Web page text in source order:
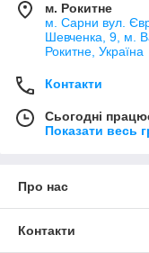
м. Рокитне
м. Сарни вул.
Шевченка, 9, м.
Рокитне, Україна
Контакти
Сьогодні
Показати весь
Про нас
Контакти